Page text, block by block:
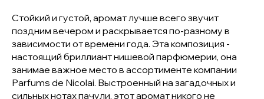
Стойкий и густой, аромат лучше всего звучит
поздним вечером и раскрывается по-разному в
зависимости от времени года. Эта композиция -
настоящий бриллиант нишевой парфюмерии, она
занимае важное место в ассортименте компании
Parfums de Nicolai. Выстроенный на загадочных и
сильных нотах пачули, этот аромат никого не